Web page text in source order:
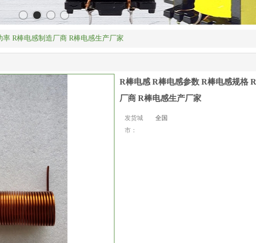
R棒电感制造厂商 R棒电感生产厂家
R棒电感 R棒电感参数 R棒电感规格
厂商 R棒电感生产厂家
发货城
市：
全国